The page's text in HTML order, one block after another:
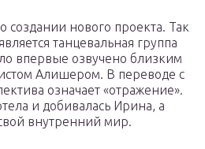
создании нового проекта. Так
танцевальная группа
впервые озвучено близким
Алишером. В переводе с
означает «отражение».
и добивалась Ирина, а
внутренний мир.